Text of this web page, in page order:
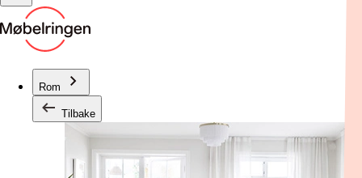
Rom
Tilbake